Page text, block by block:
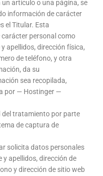
artículo o una página, se
información de carácter
el Titular. Esta
personal como
apellidos, dirección física,
de teléfono, y otra
da su
sea recopilada,
por — Hostinger —
del tratamiento por parte
de captura de
solicita datos personales
y apellidos, dirección de
y dirección de sitio web